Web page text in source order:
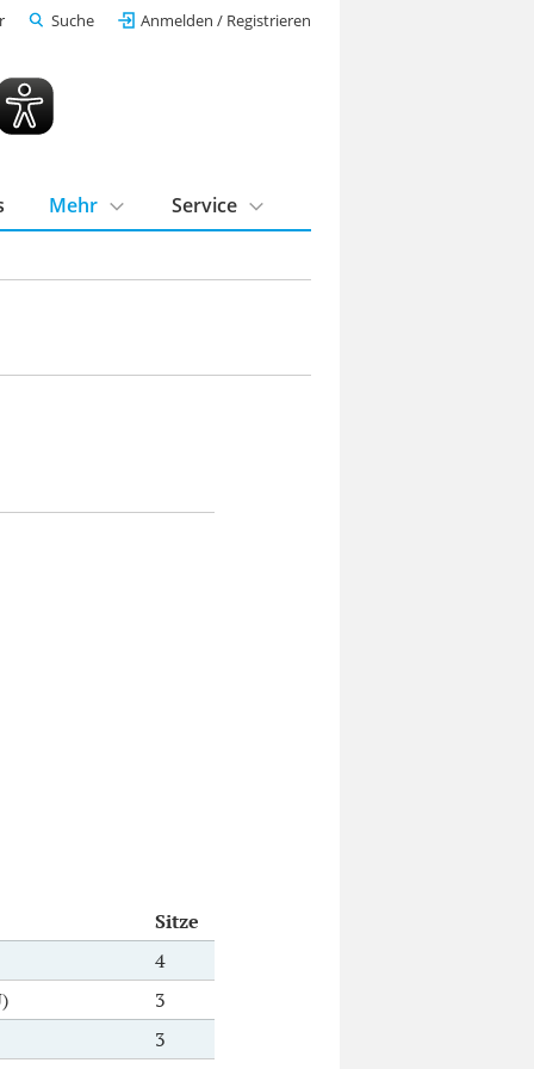
Suche Anmelden / Registrieren
Mehr Service
Sitze
4
3
3